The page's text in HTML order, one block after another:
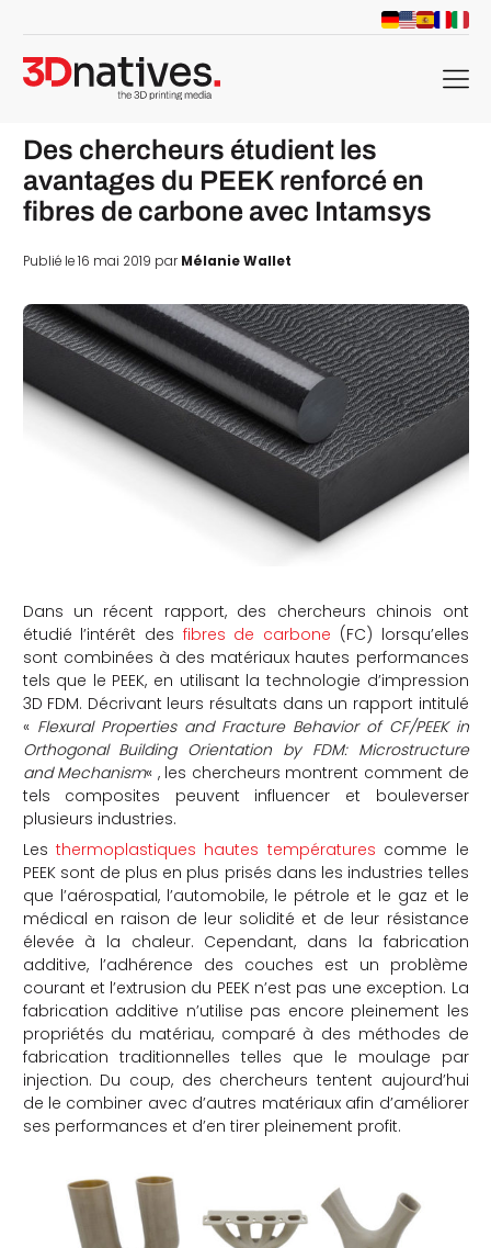
menu
Des chercheurs étudient les
avantages du PEEK renforcé en
fibres de carbone avec Intamsys
Publié le 16 mai 2019 parMélanie Wallet
Dans un récent rapport, des chercheurs chinois ont
étudié l’intérêt des fibres de carbone (FC) lorsqu’elles
sont combinées à des matériaux hautes performances
tels que le PEEK, en utilisant la technologie d’impression
3D FDM. Décrivant leurs résultats dans un rapport intitulé
« Flexural Properties and Fracture Behavior of CF/PEEK in
Orthogonal Building Orientation by FDM: Microstructure
and Mechanism« , les chercheurs montrent comment de
tels composites peuvent influencer et bouleverser
plusieurs industries.
Les thermoplastiques hautes températures comme le
PEEK sont de plus en plus prisés dans les industries telles
que l’aérospatial, l’automobile, le pétrole et le gaz et le
médical en raison de leur solidité et de leur résistance
élevée à la chaleur. Cependant, dans la fabrication
additive, l’adhérence des couches est un problème
courant et l’extrusion du PEEK n’est pas une exception. La
fabrication additive n’utilise pas encore pleinement les
propriétés du matériau, comparé à des méthodes de
fabrication traditionnelles telles que le moulage par
injection. Du coup, des chercheurs tentent aujourd’hui
de le combiner avec d’autres matériaux afin d’améliorer
ses performances et d’en tirer pleinement profit.